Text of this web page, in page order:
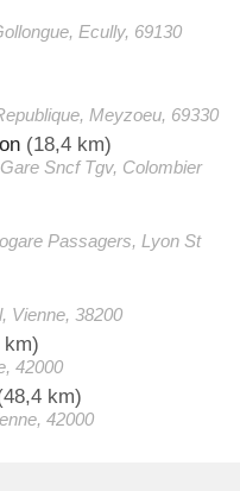
Ecully, 69130
Meyzoeu, 69330
(18,4 km)
Sncf Tgv, Colombier
Passagers, Lyon St
Vienne, 38200
km)
42000
km)
42000